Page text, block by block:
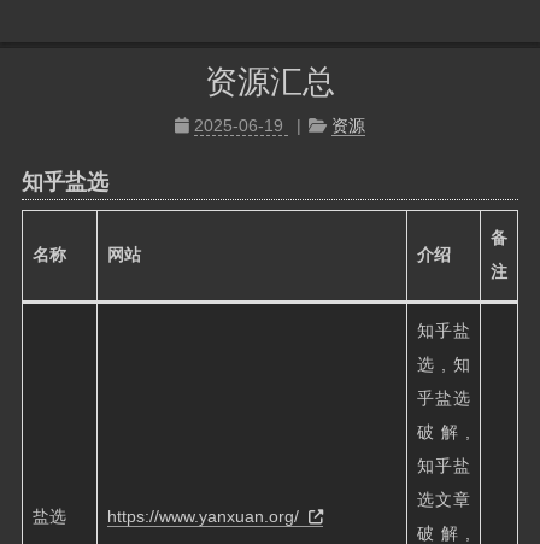
资源汇总
2025-06-19 资源
知乎盐选
名称 网站 介绍
备
注
盐选 https://www.yanxuan.org/
知乎盐
选,知
乎盐选
破解,
知乎盐
选文章
破解,